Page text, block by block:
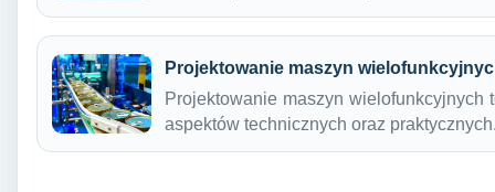
Projektowanie maszyn
Projektowanie maszyn
aspektów technicznych oraz